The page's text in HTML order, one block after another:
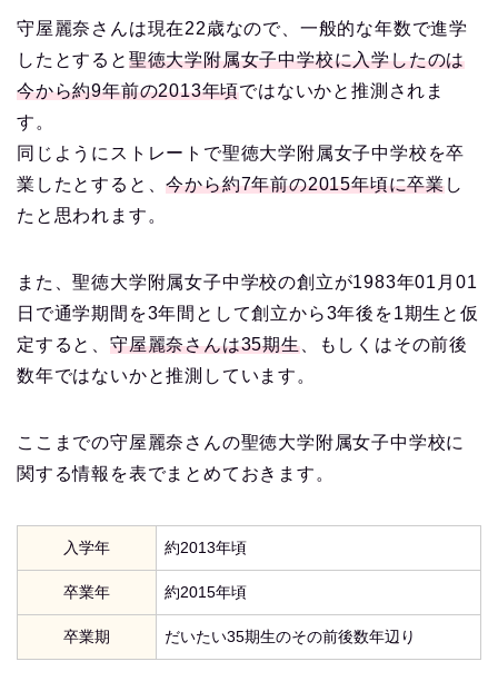
守屋麗奈さんは現在22歳なので、一般的な年数で進学
したとすると 聖徳大学附属女子中学校に入学したのは
今から約9年前の2013年頃ではないかと推測されま
す。
同じようにストレートで聖徳大学附属女子中学校を卒
業したとすると、今から約7年前の2015年頃に卒業し
たと思われます。
また、聖徳大学附属女子中学校の創立が1983年01月01
日で通学期間を3年間として創立から3年後を1期生と仮
定すると、 守屋麗奈さんは35期生、もしくはその前後
数年ではないかと推測しています。
ここまでの守屋麗奈さんの聖徳大学附属女子中学校に
関する情報を表でまとめておきます。
入学年 約2013年頃
卒業年 約2015年頃
卒業期 だいたい35期生のその前後数年辺り